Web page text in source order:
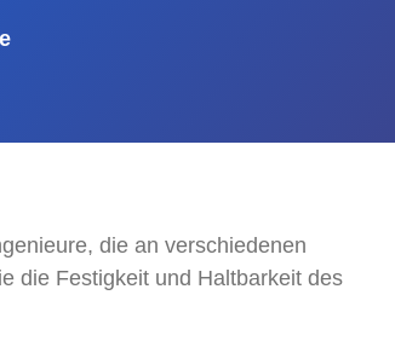
die an verschiedenen
die Festigkeit und Haltbarkeit des